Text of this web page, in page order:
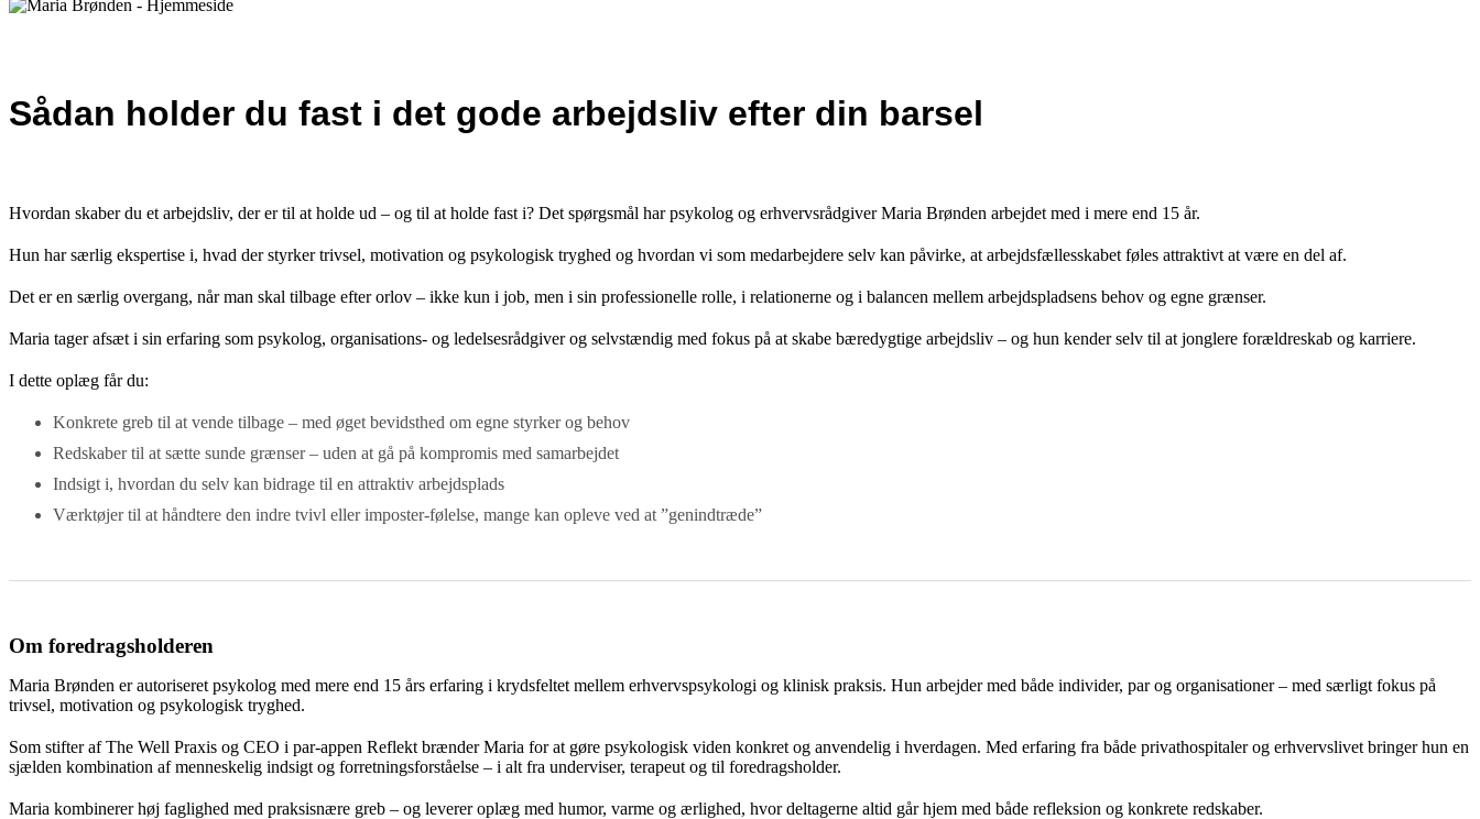
Sådan holder du fast i det gode arbejdsliv efter din barsel
Hvordan skaber du et arbejdsliv, der er til at holde ud – og til at holde fast i? Det spørgsmål har psykolog og erhvervsrådgiver Maria Brønden arbejdet med i mere end 15 år.
Hun har særlig ekspertise i, hvad der styrker trivsel, motivation og psykologisk tryghed og hvordan vi som medarbejdere selv kan påvirke, at arbejdsfællesskabet føles attraktivt at være en del af.
Det er en særlig overgang, når man skal tilbage efter orlov – ikke kun i job, men i sin professionelle rolle, i relationerne og i balancen mellem arbejdspladsens behov og egne grænser.
Maria tager afsæt i sin erfaring som psykolog, organisations- og ledelsesrådgiver og selvstændig med fokus på at skabe bæredygtige arbejdsliv – og hun kender selv til at jonglere forældreskab og karriere.
I dette oplæg får du:
Konkrete greb til at vende tilbage – med øget bevidsthed om egne styrker og behov
Redskaber til at sætte sunde grænser – uden at gå på kompromis med samarbejdet
Indsigt i, hvordan du selv kan bidrage til en attraktiv arbejdsplads
Værktøjer til at håndtere den indre tvivl eller imposter-følelse, mange kan opleve ved at ”genindtræde”
Om foredragsholderen
Maria Brønden er autoriseret psykolog med mere end 15 års erfaring i krydsfeltet mellem erhvervspsykologi og klinisk praksis. Hun arbejder med både individer, par og organisationer – med særligt fokus på
trivsel, motivation og psykologisk tryghed.
Som stifter af The Well Praxis og CEO i par-appen Reflekt brænder Maria for at gøre psykologisk viden konkret og anvendelig i hverdagen. Med erfaring fra både privathospitaler og erhvervslivet bringer hun en
sjælden kombination af menneskelig indsigt og forretningsforståelse – i alt fra underviser, terapeut og til foredragsholder.
Maria kombinerer høj faglighed med praksisnære greb – og leverer oplæg med humor, varme og ærlighed, hvor deltagerne altid går hjem med både refleksion og konkrete redskaber.